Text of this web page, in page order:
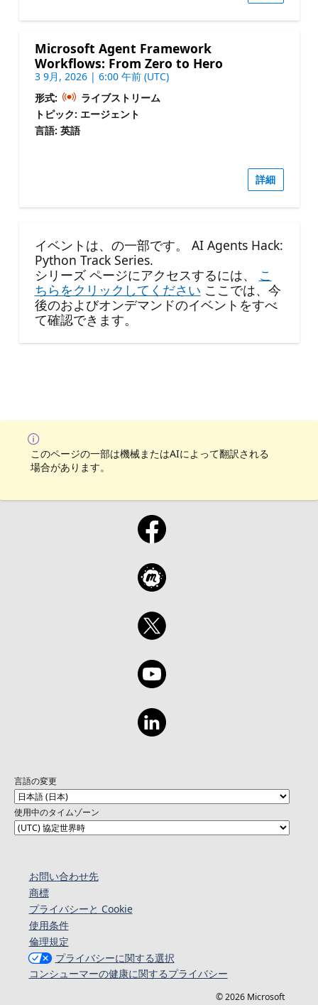
Microsoft Agent Framework
Workflows: From Zero to Hero
3 9月, 2026 | 6:00 午前 (UTC)
形式:
ライブストリーム
トピック: エージェント
言語: 英語
詳細
イベントは、の一部です。 AI Agents Hack:
Python Track Series.
シリーズ ページにアクセスするには、
こ
ちらをクリックしてください ここでは、今
後のおよびオンデマンドのイベントをすべ
て確認できます。
このページの一部は機械またはAIによって翻訳される
場合があります。
言語の変更
使用中のタイムゾーン
お問い合わせ先
商標
プライバシーと Cookie
使用条件
倫理規定
プライバシーに関する選択
コンシューマーの健康に関するプライバシー
© 2026 Microsoft